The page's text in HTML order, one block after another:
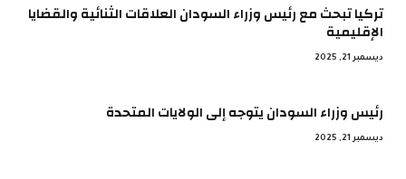
تركيا تبحث مع رئيس وزراء السودان العلاقات الثنائية والقضايا
الإقليمية
ديسمبر 21, 2025
رئيس وزراء السودان يتوجه إلى الولايات المتحدة
ديسمبر 21, 2025